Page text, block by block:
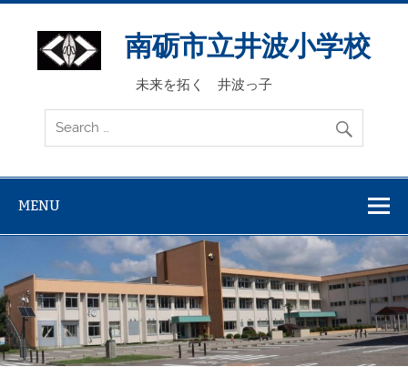
Skip
content
南砺市立井波小学校
未来を拓く 井波っ子
MENU